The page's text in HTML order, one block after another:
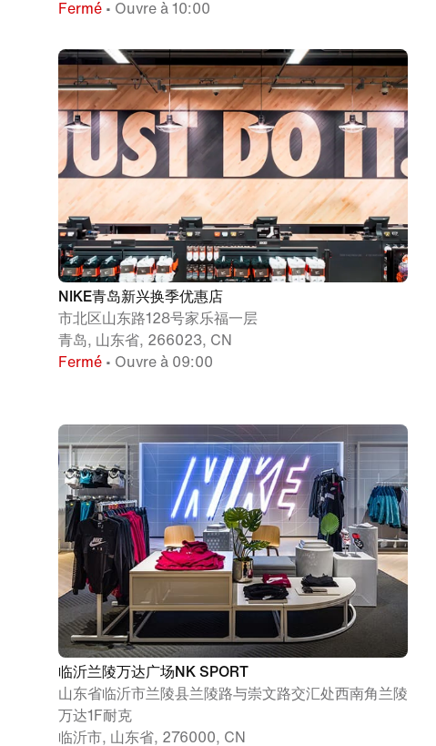
Fermé • Ouvre à 10:00
NIKE青岛新兴换季优惠店
市北区山东路128号家乐福一层
青岛, 山东省, 266023, CN
Fermé • Ouvre à 09:00
临沂兰陵万达广场NK SPORT
山东省临沂市兰陵县兰陵路与崇文路交汇处西南角兰陵
万达1F耐克
临沂市, 山东省, 276000, CN